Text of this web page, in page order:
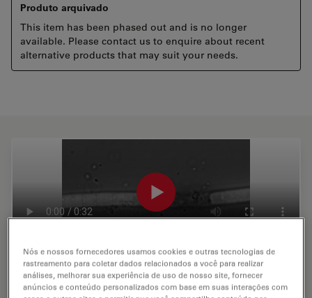
Produto arquivado
This item has been phased out and is no longer
available. Please contact us to enquire about recent
alternative products that may suit your needs.
Cutting of algea with Infinity Scanner and
Pulsed Laser Unit (PLU)
Nós e nossos fornecedores usamos cookies e outras tecnologias de
rastreamento para coletar dados relacionados a você para realizar
análises, melhorar sua experiência de uso de nosso site, fornecer
anúncios e conteúdo personalizados com base em suas interações com